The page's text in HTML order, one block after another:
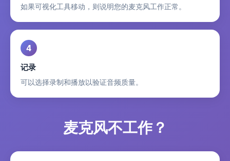
如果可视化工具移动，则说明您的麦克风工作正常。
4
记录
可以选择录制和播放以验证音频质量。
麦克风不工作？